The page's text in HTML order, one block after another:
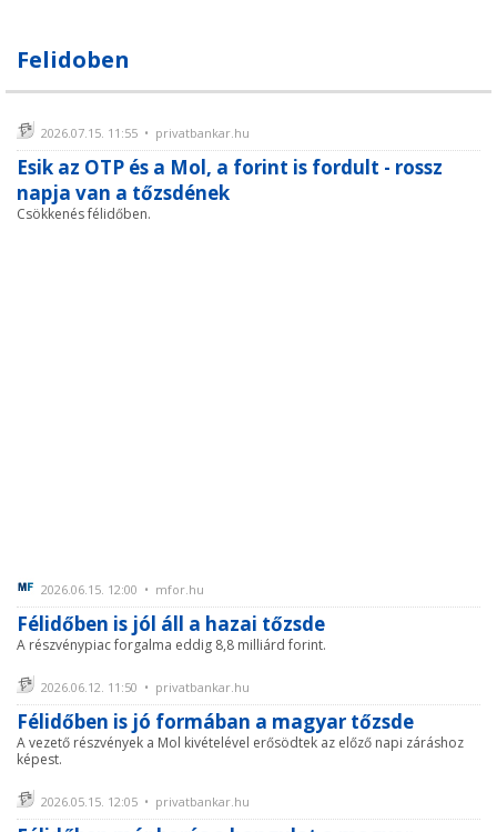
Felidoben
2026.07.15. 11:55 • privatbankar.hu
Esik az OTP és a Mol, a forint is fordult - rossz
napja van a tőzsdének
Csökkenés félidőben.
2026.06.15. 12:00 • mfor.hu
Félidőben is jól áll a hazai tőzsde
A részvénypiac forgalma eddig 8,8 milliárd forint.
2026.06.12. 11:50 • privatbankar.hu
Félidőben is jó formában a magyar tőzsde
A vezető részvények a Mol kivételével erősödtek az előző napi záráshoz
képest.
2026.05.15. 12:05 • privatbankar.hu